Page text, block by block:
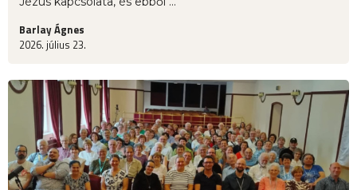
Barlay Ágnes
2026. július 23.